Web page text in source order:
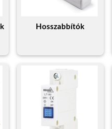
Hosszabbítók